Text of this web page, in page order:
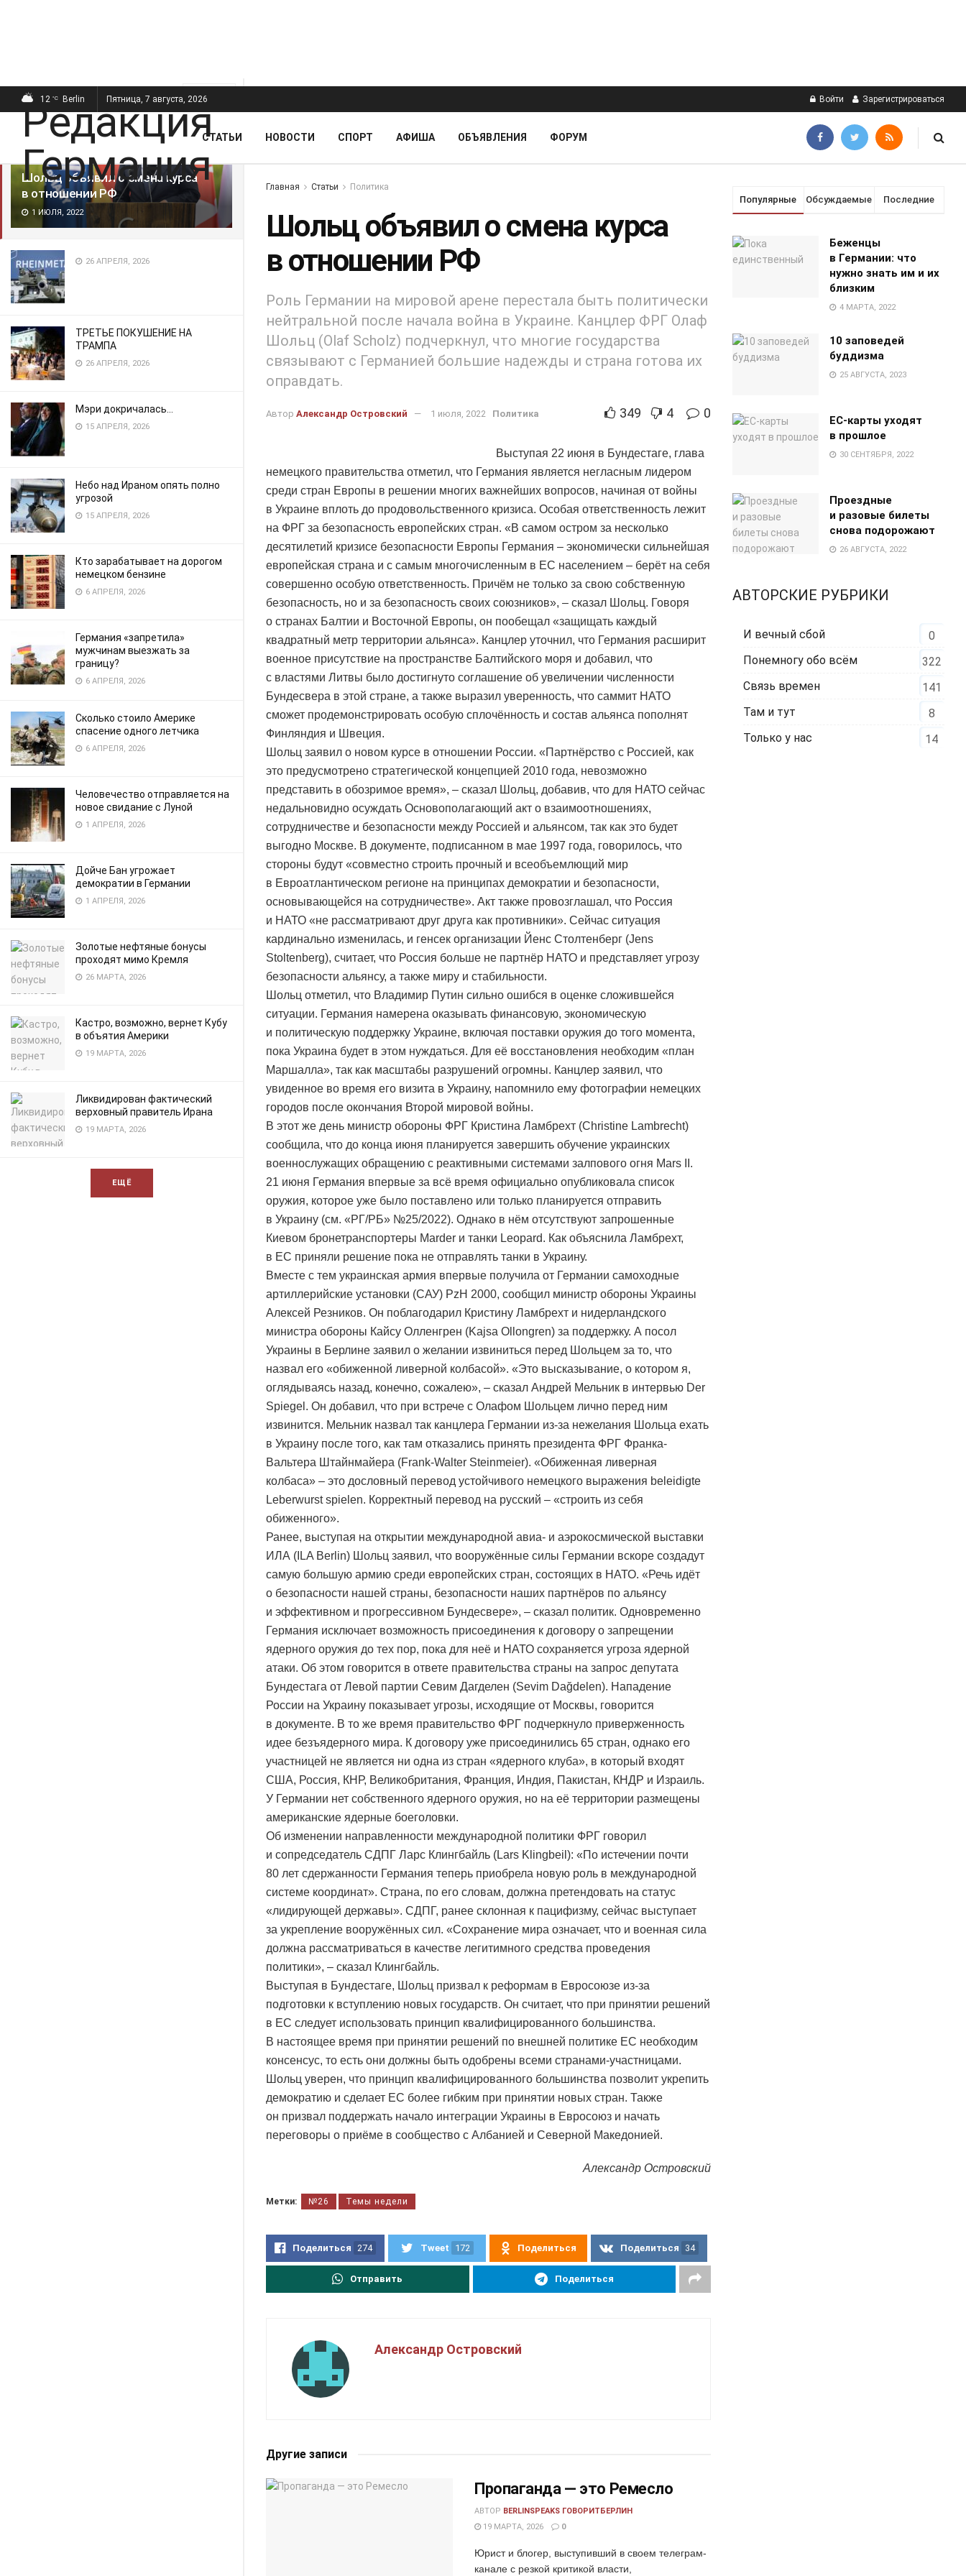
ПОСЛЕДНИЕ
Шольц объявил о смена курса
в отношении РФ
1 ИЮЛЯ, 2022
26 АПРЕЛЯ, 2026
ТРЕТЬЕ ПОКУШЕНИЕ НА
ТРАМПА
26 АПРЕЛЯ, 2026
Мэри докричалась…
15 АПРЕЛЯ, 2026
Небо над Ираном опять полно
угрозой
15 АПРЕЛЯ, 2026
Кто зарабатывает на дорогом
немецком бензине
6 АПРЕЛЯ, 2026
Германия «запретила»
мужчинам выезжать за
границу?
6 АПРЕЛЯ, 2026
Сколько стоило Америке
спасение одного летчика
6 АПРЕЛЯ, 2026
Человечество отправляется на
новое свидание с Луной
1 АПРЕЛЯ, 2026
Дойче Бан угрожает
демократии в Германии
1 АПРЕЛЯ, 2026
Золотые нефтяные бонусы
проходят мимо Кремля
26 МАРТА, 2026
Кастро, возможно, вернет Кубу
в объятия Америки
19 МАРТА, 2026
Ликвидирован фактический
верховный правитель Ирана
19 МАРТА, 2026
ЕЩЁ
12 °C Berlin Пятница, 7 августа, 2026 Войти Зарегистрироваться
СТАТЬИ НОВОСТИ СПОРТ АФИША ОБЪЯВЛЕНИЯ ФОРУМ
Главная Статьи Политика
Шольц объявил о смена курса
в отношении РФ
Роль Германии на мировой арене перестала быть политически
нейтральной после начала война в Украине. Канцлер ФРГ Олаф
Шольц (Olaf Scholz) подчеркнул, что многие государства
связывают с Германией большие надежды и страна готова их
оправдать.
Автор Александр Островский 1 июля, 2022 Политика 349 4 0
Выступая 22 июня в Бундестаге, глава
немецкого правительства отметил, что Германия является негласным лидером
среди стран Европы в решении многих важнейших вопросов, начиная от войны
в Украине вплоть до продовольственного кризиса. Особая ответственность лежит
на ФРГ за безопасность европейских стран. «В самом остром за несколько
десятилетий кризисе безопасности Европы Германия – экономически сильнейшая
европейская страна и с самым многочисленным в ЕС населением – берёт на себя
совершенно особую ответственность. Причём не только за свою собственную
безопасность, но и за безопасность своих союзников», – сказал Шольц. Говоря
о странах Балтии и Восточной Европы, он пообещал «защищать каждый
квадратный метр территории альянса». Канцлер уточнил, что Германия расширит
военное присутствие на пространстве Балтийского моря и добавил, что
с властями Литвы было достигнуто соглашение об увеличении численности
Бундесвера в этой стране, а также выразил уверенность, что саммит НАТО
сможет продемонстрировать особую сплочённость и состав альянса пополнят
Финляндия и Швеция.
Шольц заявил о новом курсе в отношении России. «Партнёрство с Россией, как
это предусмотрено стратегической концепцией 2010 года, невозможно
представить в обозримое время», – сказал Шольц, добавив, что для НАТО сейчас
недальновидно осуждать Основополагающий акт о взаимоотношениях,
сотрудничестве и безопасности между Россией и альянсом, так как это будет
выгодно Москве. В документе, подписанном в мае 1997 года, говорилось, что
стороны будут «совместно строить прочный и всеобъемлющий мир
в Евроатлантическом регионе на принципах демократии и безопасности,
основывающейся на сотрудничестве». Акт также провозглашал, что Россия
и НАТО «не рассматривают друг друга как противники». Сейчас ситуация
кардинально изменилась, и генсек организации Йенс Столтенберг (Jens
Stoltenberg), считает, что Россия больше не партнёр НАТО и представляет угрозу
безопасности альянсу, а также миру и стабильности.
Шольц отметил, что Владимир Путин сильно ошибся в оценке сложившейся
ситуации. Германия намерена оказывать финансовую, экономическую
и политическую поддержку Украине, включая поставки оружия до того момента,
пока Украина будет в этом нуждаться. Для её восстановления необходим «план
Маршалла», так как масштабы разрушений огромны. Канцлер заявил, что
увиденное во время его визита в Украину, напомнило ему фотографии немецких
городов после окончания Второй мировой войны.
В этот же день министр обороны ФРГ Кристина Ламбрехт (Christine Lambrecht)
сообщила, что до конца июня планируется завершить обучение украинских
военнослужащих обращению с реактивными системами залпового огня Mars II.
21 июня Германия впервые за всё время официально опубликовала список
оружия, которое уже было поставлено или только планируется отправить
в Украину (см. «РГ/РБ» №25/2022). Однако в нём отсутствуют запрошенные
Киевом бронетранспортеры Marder и танки Leopard. Как объяснила Ламбрехт,
в ЕС приняли решение пока не отправлять танки в Украину.
Вместе с тем украинская армия впервые получила от Германии самоходные
артиллерийские установки (САУ) PzH 2000, сообщил министр обороны Украины
Алексей Резников. Он поблагодарил Кристину Ламбрехт и нидерландского
министра обороны Кайсу Олленгрен (Kajsa Ollongren) за поддержку. А посол
Украины в Берлине заявил о желании извиниться перед Шольцем за то, что
назвал его «обиженной ливерной колбасой». «Это высказывание, о котором я,
оглядываясь назад, конечно, сожалею», – сказал Андрей Мельник в интервью Der
Spiegel. Он добавил, что при встрече с Олафом Шольцем лично перед ним
извинится. Мельник назвал так канцлера Германии из-за нежелания Шольца ехать
в Украину после того, как там отказались принять президента ФРГ Франка-
Вальтера Штайнмайера (Frank-Walter Steinmeier). «Обиженная ливерная
колбаса» – это дословный перевод устойчивого немецкого выражения beleidigte
Leberwurst spielen. Корректный перевод на русский – «строить из себя
обиженного».
Ранее, выступая на открытии международной авиа- и аэрокосмической выставки
ИЛА (ILA Berlin) Шольц заявил, что вооружённые силы Германии вскоре создадут
самую большую армию среди европейских стран, состоящих в НАТО. «Речь идёт
о безопасности нашей страны, безопасности наших партнёров по альянсу
и эффективном и прогрессивном Бундесвере», – сказал политик. Одновременно
Германия исключает возможность присоединения к договору о запрещении
ядерного оружия до тех пор, пока для неё и НАТО сохраняется угроза ядерной
атаки. Об этом говорится в ответе правительства страны на запрос депутата
Бундестага от Левой партии Севим Дагделен (Sevim Dağdelen). Нападение
России на Украину показывает угрозы, исходящие от Москвы, говорится
в документе. В то же время правительство ФРГ подчеркнуло приверженность
идее безъядерного мира. К договору уже присоединились 65 стран, однако его
участницей не является ни одна из стран «ядерного клуба», в который входят
США, Россия, КНР, Великобритания, Франция, Индия, Пакистан, КНДР и Израиль.
У Германии нет собственного ядерного оружия, но на её территории размещены
американские ядерные боеголовки.
Об изменении направленности международной политики ФРГ говорил
и сопредседатель СДПГ Ларс Клингбайль (Lars Klingbeil): «По истечении почти
80 лет сдержанности Германия теперь приобрела новую роль в международной
системе координат». Страна, по его словам, должна претендовать на статус
«лидирующей державы». СДПГ, ранее склонная к пацифизму, сейчас выступает
за укрепление вооружённых сил. «Сохранение мира означает, что и военная сила
должна рассматриваться в качестве легитимного средства проведения
политики», – сказал Клингбайль.
Выступая в Бундестаге, Шольц призвал к реформам в Евросоюзе из-за
подготовки к вступлению новых государств. Он считает, что при принятии решений
в ЕС следует использовать принцип квалифицированного большинства.
В настоящее время при принятии решений по внешней политике ЕС необходим
консенсус, то есть они должны быть одобрены всеми странами-участницами.
Шольц уверен, что принцип квалифицированного большинства позволит укрепить
демократию и сделает ЕС более гибким при принятии новых стран. Также
он призвал поддержать начало интеграции Украины в Евросоюз и начать
переговоры о приёме в сообщество с Албанией и Северной Македонией.
Александр Островский
Метки: №26 Темы недели
Поделиться 274 Tweet 172 Поделиться Поделиться 34
Отправить Поделиться
Александр Островский
Другие записи
Пропаганда — это Ремесло
АВТОР BERLINSPEAKS ГОВОРИТБЕРЛИН
19 МАРТА, 2026
0
Юрист и блогер, выступивший в своем телеграм-
канале с резкой критикой власти,
Популярные Обсуждаемые Последние
Беженцы
в Германии: что
нужно знать им и их
близким
4 МАРТА, 2022
10 заповедей
буддизма
25 АВГУСТА, 2023
EC-карты уходят
в прошлое
30 СЕНТЯБРЯ, 2022
Проездные
и разовые билеты
снова подорожают
26 АВГУСТА, 2022
АВТОРСКИЕ РУБРИКИ
И вечный сбой
0
Понемногу обо всём
322
Связь времен
141
Там и тут
8
Только у нас
14